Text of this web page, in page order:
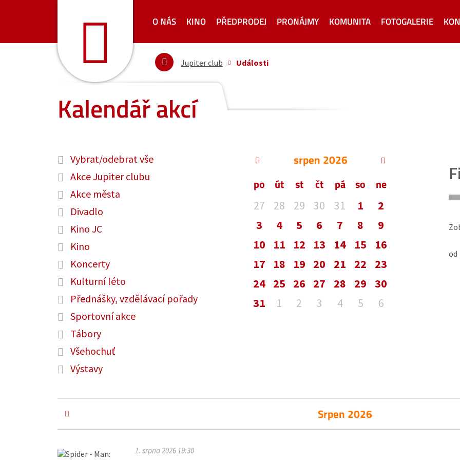
O NÁS KINO PŘEDPRODEJ PRONÁJMY KOMUNITA FOTOGALERIE
Jupiter club Události
Kalendář akcí
Vybrat/odebrat vše
Akce Jupiter clubu
Akce města
Divadlo
Kino JC
Kino
Koncerty
Kulturní léto
Přednášky, vzdělávací pořady
Sportovní akce
Tábory
Všehochuť
Výstavy
srpen 2026
po út st čt pá so ne
27 28 29 30 31 1
2
3
4 5 6 7 8
9
10
11 12 13 14 15
16
17
18 19 20 21 22
23
24 25 26 27 28 29
30
31
1 2 3 4 5 6
od
Srpen 2026
1. srpna 2026 19:30